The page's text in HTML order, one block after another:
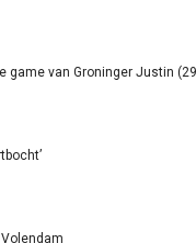
game van Groninger Justin